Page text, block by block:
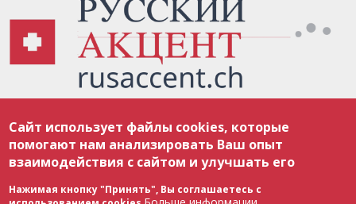
соответствии с законодательством Швейцарии об авторском праве и
международными соглашениями. Полное или частичное использование
материалов возможно только с разрешения редакции. В случае полного
или частичного воспроизведения материалов сайта rusaccent.ch,
ОБЯЗАТЕЛЬНА АКТИВНАЯ ГИПЕРССЫЛКА на конкретный заимствованный
текст. Фотоизображения, размещенные редакцией rusaccent.ch, являются
ее исключительной собственностью. Полное или частичное
Сайт использует файлы cookies, которые
помогают нам анализировать Ваш опыт
взаимодействия с сайтом и улучшать его
Нажимая кнопку "Принять", Вы соглашаетесь с